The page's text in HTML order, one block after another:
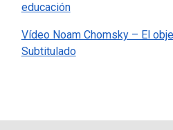
educación
Vídeo Noam Chomsky – El
Subtitulado